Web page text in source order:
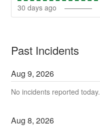
30 days ago
Past Incidents
Aug9,2026
No incidents reported today.
Aug8,2026